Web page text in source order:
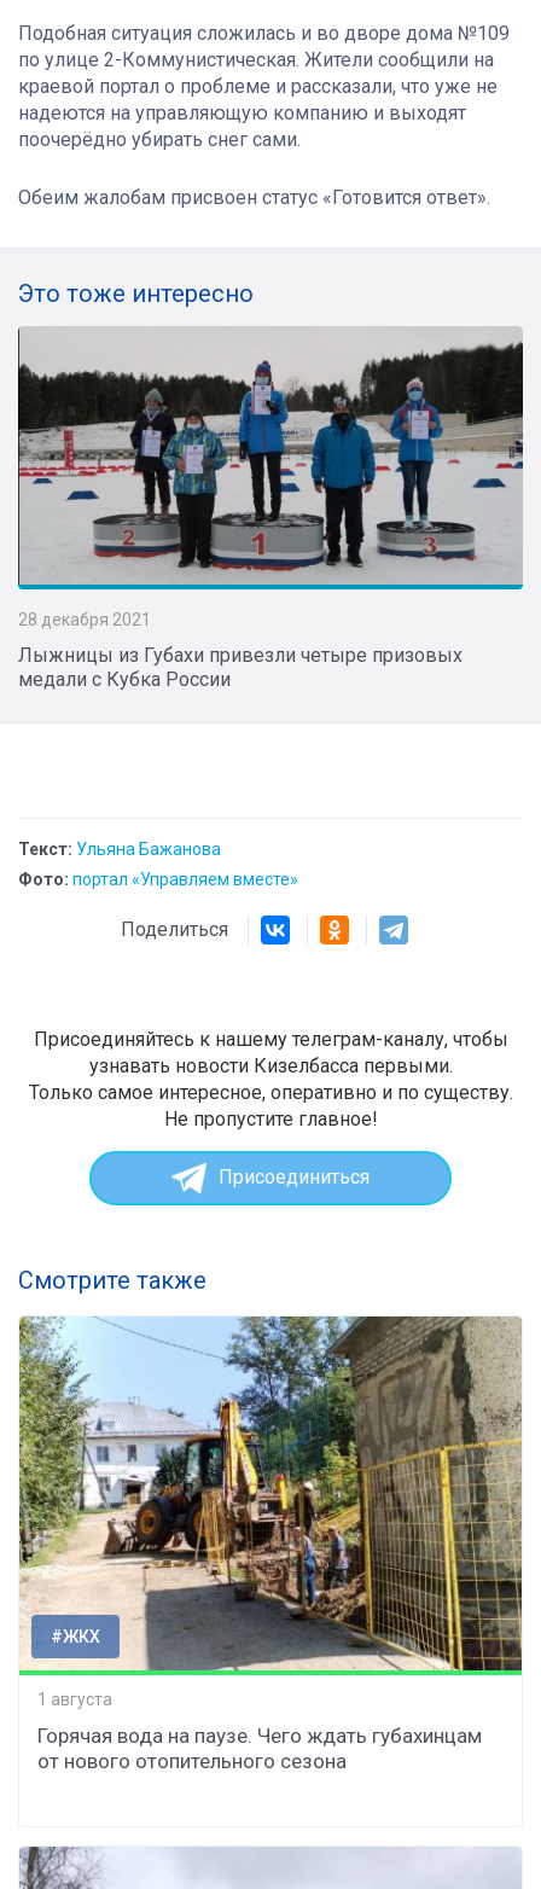
Подобная ситуация сложилась и во дворе дома №109
по улице 2-Коммунистическая. Жители сообщили на
краевой портал о проблеме и рассказали, что уже не
надеются на управляющую компанию и выходят
поочерёдно убирать снег сами.
Обеим жалобам присвоен статус «Готовится ответ».
Это тоже интересно
28 декабря 2021
Лыжницы из Губахи привезли четыре призовых
медали с Кубка России
Текст: Ульяна Бажанова
Фото: портал «Управляем вместе»
Поделиться
Присоединяйтесь к нашему телеграм-каналу, чтобы
узнавать новости Кизелбасса первыми.
Только самое интересное, оперативно и по существу.
Не пропустите главное!
Присоединиться
Смотрите также
#ЖКХ
1 августа
Горячая вода на паузе. Чего ждать губахинцам
от нового отопительного сезона